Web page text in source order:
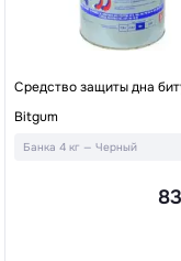
Средство защиты дна
Bitgum
Банка 4 кг — Черный